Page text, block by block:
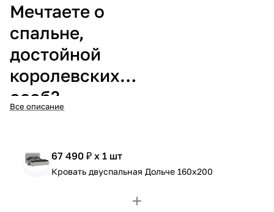
Мечтаете о
спальне,
достойной
королевских
особ?
Все описание
67 490 ₽ x 1 шт
Кровать двуспальная Дольче 160х200